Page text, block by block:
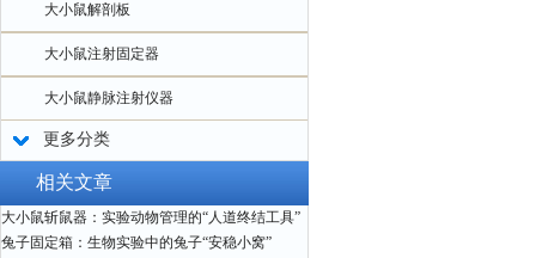
大小鼠解剖板
大小鼠注射固定器
大小鼠静脉注射仪器
更多分类
相关文章
大小鼠斩鼠器：实验动物管理的“人道终结工具”
兔子固定箱：生物实验中的兔子“安稳小窝”